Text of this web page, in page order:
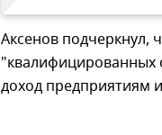
Аксенов подчеркнул,
"квалифицированных
доход предприятиям